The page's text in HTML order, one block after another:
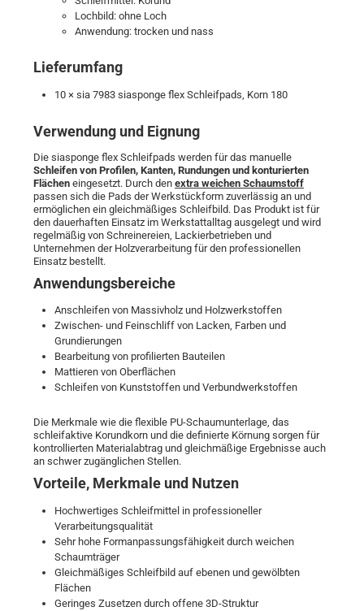
Lochbild: ohne Loch
Anwendung: trocken und nass
Lieferumfang
10 × sia 7983 siasponge flex Schleifpads, Korn 180
Verwendung und Eignung
Die siasponge flex Schleifpads werden für das manuelle
Schleifen von Profilen, Kanten, Rundungen und konturierten
Flächen eingesetzt. Durch den extra weichen Schaumstoff
passen sich die Pads der Werkstückform zuverlässig an und
ermöglichen ein gleichmäßiges Schleifbild. Das Produkt ist für
den dauerhaften Einsatz im Werkstattalltag ausgelegt und wird
regelmäßig von Schreinereien, Lackierbetrieben und
Unternehmen der Holzverarbeitung für den professionellen
Einsatz bestellt.
Anwendungsbereiche
Anschleifen von Massivholz und Holzwerkstoffen
Zwischen- und Feinschliff von Lacken, Farben und
Grundierungen
Bearbeitung von profilierten Bauteilen
Mattieren von Oberflächen
Schleifen von Kunststoffen und Verbundwerkstoffen
Die Merkmale wie die flexible PU-Schaumunterlage, das
schleifaktive Korundkorn und die definierte Körnung sorgen für
kontrollierten Materialabtrag und gleichmäßige Ergebnisse auch
an schwer zugänglichen Stellen.
Vorteile, Merkmale und Nutzen
Hochwertiges Schleifmittel in professioneller
Verarbeitungsqualität
Sehr hohe Formanpassungsfähigkeit durch weichen
Schaumträger
Gleichmäßiges Schleifbild auf ebenen und gewölbten
Flächen
Geringes Zusetzen durch offene 3D-Struktur